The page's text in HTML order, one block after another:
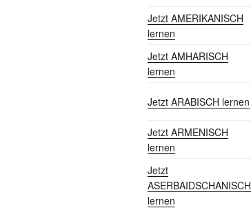
Jetzt AMERIKANISCH
lernen
Jetzt AMHARISCH
lernen
Jetzt ARABISCH lernen
Jetzt ARMENISCH
lernen
Jetzt
ASERBAIDSCHANISCH
lernen